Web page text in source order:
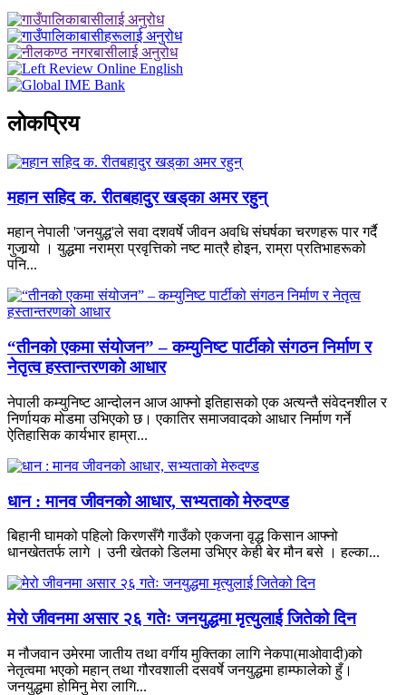
लाेकप्रिय
महान सहिद क. रीतबहादुर खड्‌का अमर रहुन्
महान् नेपाली 'जनयुद्ध'ले सवा दशवर्षे जीवन अवधि संघर्षका चरणहरू पार गर्दै
गुजार्‍यो । युद्धमा नराम्रा प्रवृत्तिको नष्ट मात्रै होइन, राम्रा प्रतिभाहरूको
पनि...
“तीनको एकमा संयोजन” – कम्युनिष्ट पार्टीको संगठन निर्माण र
नेतृत्व हस्तान्तरणको आधार
नेपाली कम्युनिष्ट आन्दोलन आज आफ्नो इतिहासको एक अत्यन्तै संवेदनशील र
निर्णायक मोडमा उभिएको छ। एकातिर समाजवादको आधार निर्माण गर्ने
ऐतिहासिक कार्यभार हाम्रा...
धान : मानव जीवनको आधार, सभ्यताको मेरुदण्ड
बिहानी घामको पहिलो किरणसँगै गाउँको एकजना वृद्ध किसान आफ्नो
धानखेततर्फ लागे । उनी खेतको डिलमा उभिएर केही बेर मौन बसे । हल्का...
मेरो जीवनमा असार २६ गतेः जनयुद्धमा मृत्युलाई जितेको दिन
म नौजवान उमेरमा जातीय तथा वर्गीय मुक्तिका लागि नेकपा(माओवादी)को
नेतृत्वमा भएको महान् तथा गौरवशाली दसवर्षे जनयुद्धमा हाम्फालेको हुँ।
जनयुद्धमा होमिनु मेरा लागि...